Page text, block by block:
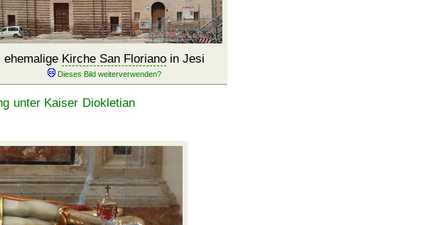
ehemalige Kirche San Florianoin Jesi
unter Kaiser Diokletian